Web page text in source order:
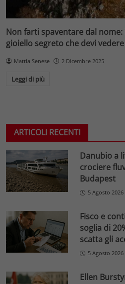
Non farti spaventare dal
gioiello segreto che devi
Mattia Senese 2 Dicembre 2025
Leggi di più
ARTICOLI RECENTI
Danubio a
crociere
Budapest
5 Agosto 2026
Fisco e
soglia di
scatta gli
5 Agosto 2026
Ellen